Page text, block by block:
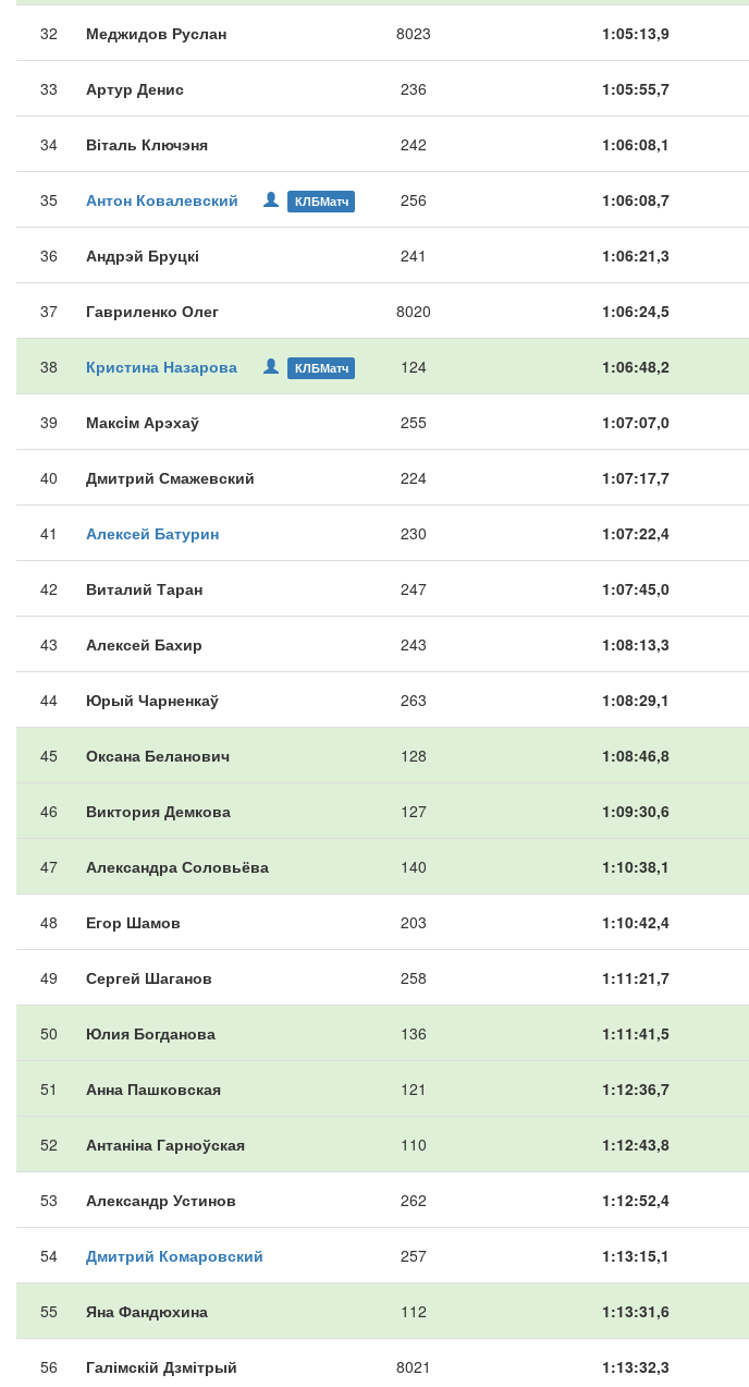
32 Меджидов Руслан 8023 1:05:13,9
33 Артур Денис 236 1:05:55,7
34 Віталь Ключэня 242 1:06:08,1
35 КЛБМатч
Антон Ковалевский 256 1:06:08,7
36 Андрэй Бруцкі 241 1:06:21,3
37 Гавриленко Олег 8020 1:06:24,5
38 КЛБМатч
Кристина Назарова 124 1:06:48,2
39 Максiм Арэхаў 255 1:07:07,0
40 Дмитрий Смажевский 224 1:07:17,7
41 Алексей Батурин 230 1:07:22,4
42 Виталий Таран 247 1:07:45,0
43 Алексей Бахир 243 1:08:13,3
44 Юрый Чарненкаў 263 1:08:29,1
45 Оксана Беланович 128 1:08:46,8
46 Виктория Демкова 127 1:09:30,6
47 Александра Соловьёва 140 1:10:38,1
48 Егор Шамов 203 1:10:42,4
49 Сергей Шаганов 258 1:11:21,7
50 Юлия Богданова 136 1:11:41,5
51 Анна Пашковская 121 1:12:36,7
52 Антаніна Гарноўская 110 1:12:43,8
53 Александр Устинов 262 1:12:52,4
54 Дмитрий Комаровский 257 1:13:15,1
55 Яна Фандюхина 112 1:13:31,6
56 Галімскій Дзмітрый 8021 1:13:32,3